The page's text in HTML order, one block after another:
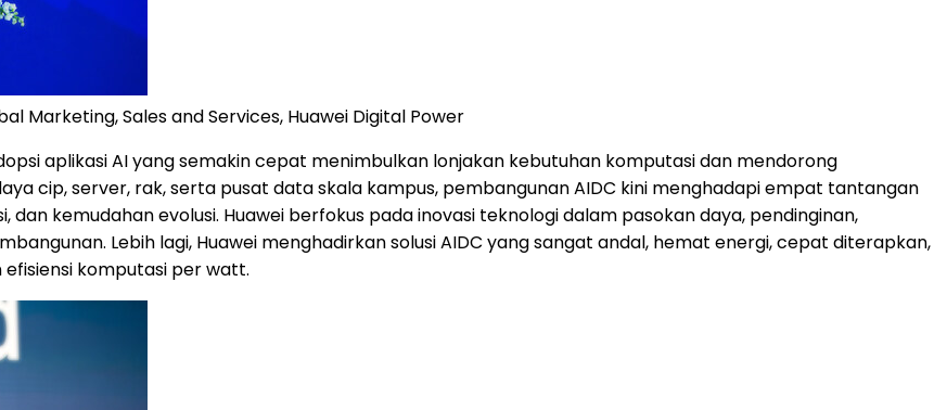
Marketing, Sales and Services, Huawei Digital Power
aplikasi AI yang semakin cepat menimbulkan lonjakan kebutuhan komputasi dan mendorong
cip, server, rak, serta pusat data skala kampus, pembangunan AIDC kini menghadapi empat tantangan
kemudahan evolusi. Huawei berfokus pada inovasi teknologi dalam pasokan daya, pendinginan,
Lebih lagi, Huawei menghadirkan solusi AIDC yang sangat andal, hemat energi, cepat diterapkan,
komputasi per watt.